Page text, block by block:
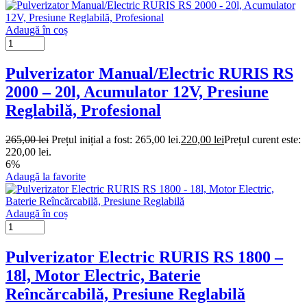
Adaugă în coș
Pulverizator Manual/Electric RURIS RS
2000 – 20l, Acumulator 12V, Presiune
Reglabilă, Profesional
265,00lei Prețul inițial a fost: 265,00 lei.220,00 leiPrețul curent este:
220,00 lei.
6%
Adaugă la favorite
Adaugă în coș
Pulverizator Electric RURIS RS 1800 –
18l, Motor Electric, Baterie
Reîncărcabilă, Presiune Reglabilă